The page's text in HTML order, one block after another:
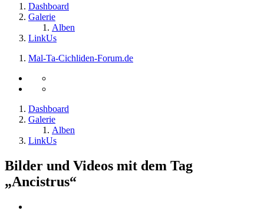
Dashboard
Galerie
Alben
LinkUs
Mal-Ta-Cichliden-Forum.de
Dashboard
Galerie
Alben
LinkUs
Bilder und Videos mit dem Tag
„Ancistrus“